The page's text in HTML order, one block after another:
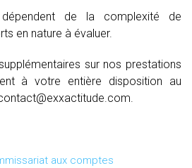
de la complexité de
en nature à évaluer.
sur nos prestations
à votre entière disposition au
aux comptes